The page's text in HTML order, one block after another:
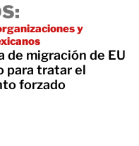
y
de migración de EU
para tratar el
forzado